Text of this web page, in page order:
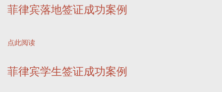
菲律宾落地签证成功案例
点此阅读
菲律宾学生签证成功案例